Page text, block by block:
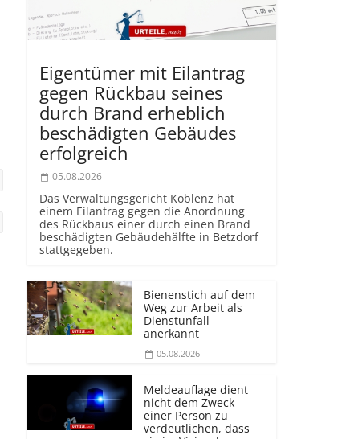
Eigentümer mit Eilantrag
gegen Rückbau seines
durch Brand erheblich
beschädigten Gebäudes
erfolgreich
05.08.2026
Das Verwaltungsgericht Koblenz hat
einem Eilantrag gegen die Anordnung
des Rückbaus einer durch einen Brand
beschädigten Gebäudehälfte in Betzdorf
stattgegeben.
Bienenstich auf dem
Weg zur Arbeit als
Dienstunfall
anerkannt
05.08.2026
Meldeauflage dient
nicht dem Zweck
einer Person zu
verdeutlichen, dass